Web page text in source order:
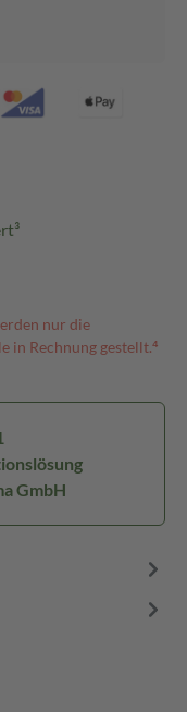
nur die
in Rechnung gestellt.⁴
GmbH